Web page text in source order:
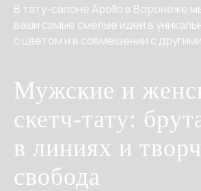
В тату-салоне Apollo в Воронеже
ваши самые смелые идеи в
с цветом и в совмещении с
Мужские и
скетч-тату:
в линиях и
свобода